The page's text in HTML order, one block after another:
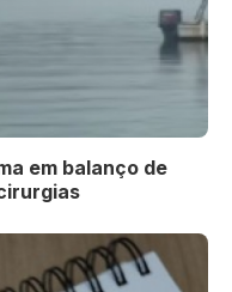
em balanço de